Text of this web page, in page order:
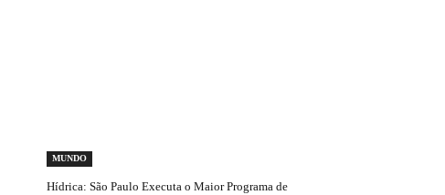
MUNDO
Hídrica: São Paulo Executa o Maior Programa de